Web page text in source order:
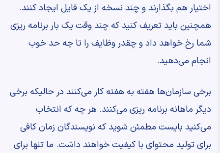
اختیار هم بگذارند و چند نسخه از یک فایل ایجاد کنند.
همچنین باید تعریف کنید که چند وقت یک بار برنامه ریزی
شما رخ خواهد داد و چقدر وظایف را تا چه حد خوب
انجام می‌دهید.
برخی سازمان‌ها هفته به هفته کار می‌کنند در حالیکه برخی
دیگر ماهانه برنامه ریزی می‌کنند. هر چه که انتخاب
می‌کنید بایست مطمئن شوید که نویسندگان زمان کافی
برای تولید محتوای با کیفیت خواهند داشت. ما تنها برای